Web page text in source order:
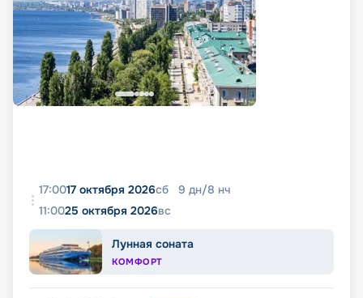
17:0017 октября 2026сб 9 дн/8 нч
11:0025 октября 2026вс
Лунная соната
КОМФОРТ